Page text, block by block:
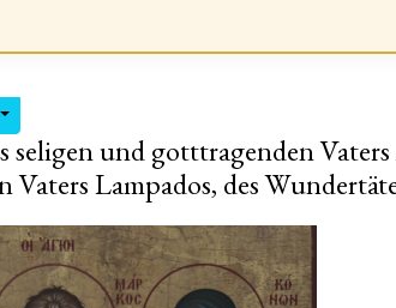
seligen und gotttragenden
Vaters Lampados, des